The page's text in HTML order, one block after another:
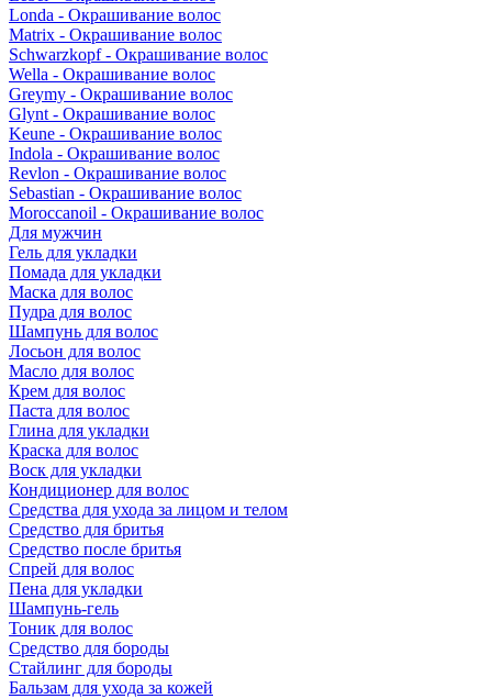
Londa - Окрашивание волос
Matrix - Окрашивание волос
Schwarzkopf - Окрашивание волос
Wella - Окрашивание волос
Greymy - Окрашивание волос
Glynt - Окрашивание волос
Keune - Окрашивание волос
Indola - Окрашивание волос
Revlon - Окрашивание волос
Sebastian - Окрашивание волос
Moroccanoil - Окрашивание волос
Для мужчин
Гель для укладки
Помада для укладки
Маска для волос
Пудра для волос
Шампунь для волос
Лосьон для волос
Масло для волос
Крем для волос
Паста для волос
Глина для укладки
Краска для волос
Воск для укладки
Кондиционер для волос
Средства для ухода за лицом и телом
Средство для бритья
Средство после бритья
Спрей для волос
Пена для укладки
Шампунь-гель
Тоник для волос
Средство для бороды
Стайлинг для бороды
Бальзам для ухода за кожей